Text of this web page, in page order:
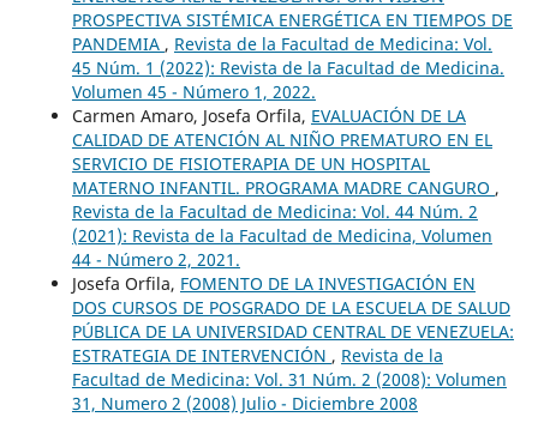
PROSPECTIVA SISTÉMICA ENERGÉTICA EN TIEMPOS DE
PANDEMIA , Revista de la Facultad de Medicina: Vol.
45 Núm. 1 (2022): Revista de la Facultad de Medicina.
Volumen 45 - Número 1, 2022.
Carmen Amaro, Josefa Orfila, EVALUACIÓN DE LA
CALIDAD DE ATENCIÓN AL NIÑO PREMATURO EN EL
SERVICIO DE FISIOTERAPIA DE UN HOSPITAL
MATERNO INFANTIL. PROGRAMA MADRE CANGURO ,
Revista de la Facultad de Medicina: Vol. 44 Núm. 2
(2021): Revista de la Facultad de Medicina, Volumen
44 - Número 2, 2021.
Josefa Orfila, FOMENTO DE LA INVESTIGACIÓN EN
DOS CURSOS DE POSGRADO DE LA ESCUELA DE SALUD
PÚBLICA DE LA UNIVERSIDAD CENTRAL DE VENEZUELA:
ESTRATEGIA DE INTERVENCIÓN , Revista de la
Facultad de Medicina: Vol. 31 Núm. 2 (2008): Volumen
31, Numero 2 (2008) Julio - Diciembre 2008